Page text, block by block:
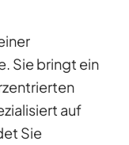
Sie bringt ein
auf
Sie